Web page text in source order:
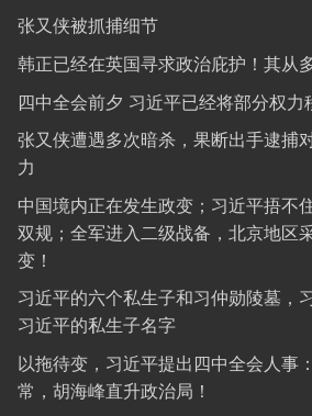
张又侠被抓捕细节
韩正已经在英国寻求政治庇护！其从
四中全会前夕 习近平已经将部分权力
张又侠遭遇多次暗杀，果断出手逮捕
力
中国境内正在发生政变；习近平捂不
双规；全军进入二级战备，北京地区
变！
习近平的六个私生子和习仲勋陵墓，
习近平的私生子名字
以拖待变，习近平提出四中全会人事
常，胡海峰直升政治局！